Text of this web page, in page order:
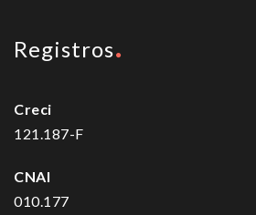
Registros
Creci
121.187-F
CNAI
010.177